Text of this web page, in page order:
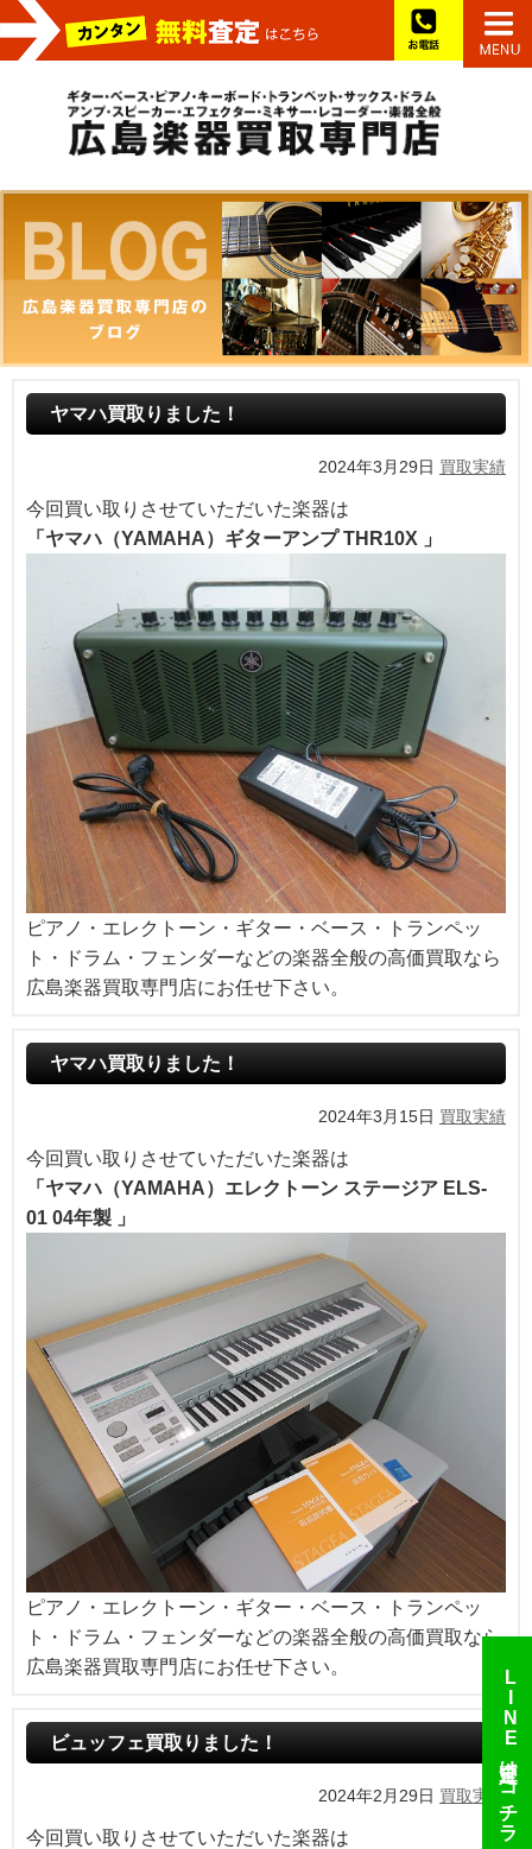
お電話
ヤマハ買取りました！
2024年3月29日 買取実績
今回買い取りさせていただいた楽器は
「ヤマハ（YAMAHA）ギターアンプ THR10X 」
ピアノ・エレクトーン・ギター・ベース・トランペッ
ト・ドラム・フェンダーなどの楽器全般の高価買取なら
広島楽器買取専門店にお任せ下さい。
ヤマハ買取りました！
2024年3月15日 買取実績
今回買い取りさせていただいた楽器は
「ヤマハ（YAMAHA）エレクトーン ステージア ELS-
01 04年製 」
ピアノ・エレクトーン・ギター・ベース・トランペッ
ト・ドラム・フェンダーなどの楽器全般の高価買取なら
広島楽器買取専門店にお任せ下さい。
ビュッフェ買取りました！
2024年2月29日 買取実績
今回買い取りさせていただいた楽器は
LINE
査定はコチラ